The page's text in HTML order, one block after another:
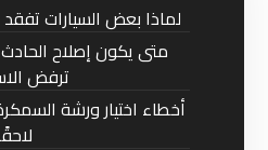
لماذا بعض السيارات
متى يكون إصلاح
ترفض
أخطاء اختيار ورشة